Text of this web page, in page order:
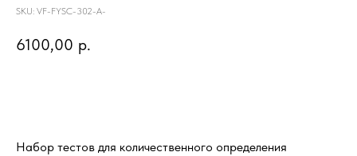
SKU: VF-FYSC-302-A-
6100,00 р.
Набор тестов для количественного определения